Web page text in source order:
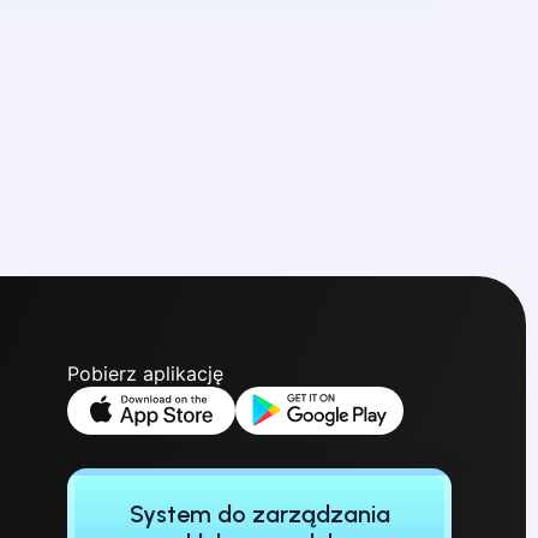
Pobierz aplikację
System do zarządzania